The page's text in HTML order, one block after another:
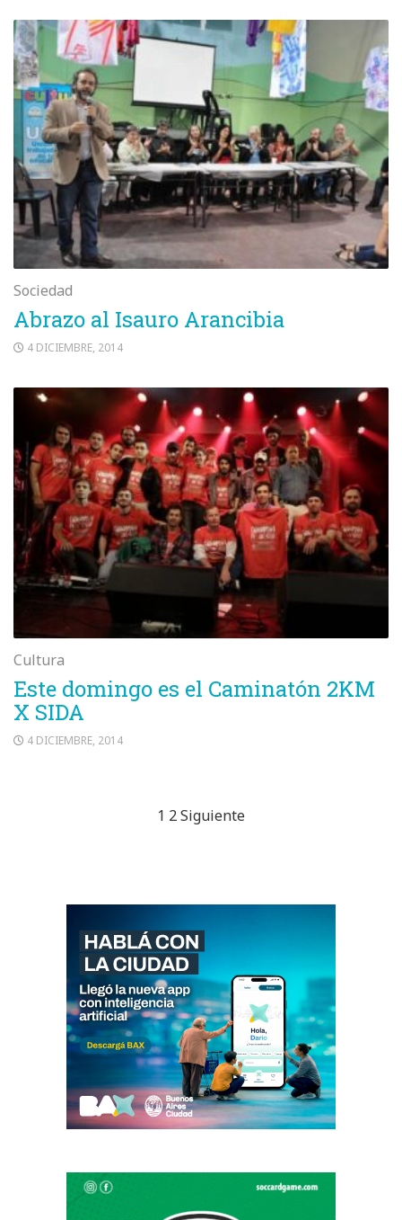
Sociedad
Abrazo al Isauro Arancibia
4 DICIEMBRE, 2014
Cultura
Este domingo es el Caminatón 2KM
X SIDA
4 DICIEMBRE, 2014
1 2Siguiente